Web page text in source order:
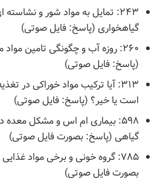
۲۴۳: تمایل به مواد شور و
گیاهخواری (پاسخ: فایل صوتی)
۲۶۰: روزه آب و چگونگی تامین مواد
(پاسخ: فایل صوتی)
۳۱۳: آیا ترکیب مواد خوراکی در
است یا خیر؟ (پاسخ: فایل صوتی)
۵۹۸: بیماری ام اس و مشکل معده
گیاهی (پاسخ: بصورت فایل صوتی)
۷۸۵: گروه خونی و برخی مواد
بصورت فایل صوتی)